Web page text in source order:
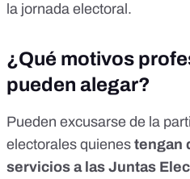
la jornada electoral.
¿Qué motivos
pueden alegar?
Pueden excusarse de la
electorales quienes tengan
servicios a las Juntas